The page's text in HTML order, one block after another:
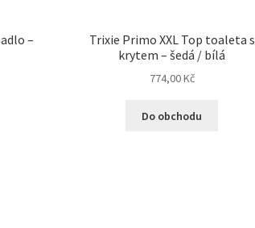
–
Trixie Primo XXL Top toaleta s
krytem – šedá / bílá
774,00Kč
Do obchodu